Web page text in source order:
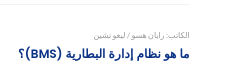
الكاتب: رايان هسو / ليغو تشين
ما هو نظام إدارة البطارية (BMS)؟